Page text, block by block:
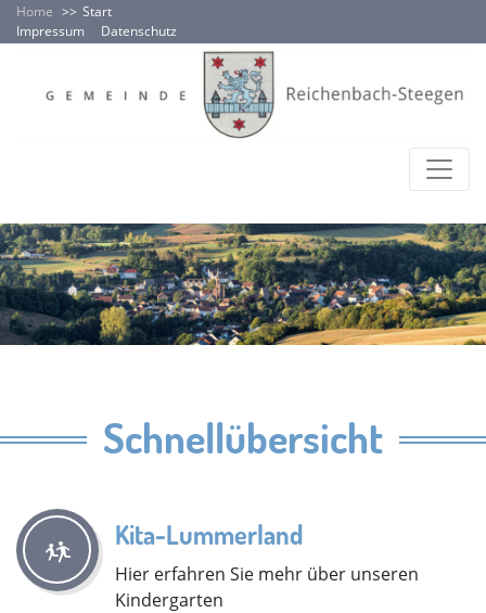
Home
Start
Impressum
Datenschutz
Schnellübersicht
Kita-Lummerland
Hier erfahren Sie mehr über unseren
Kindergarten